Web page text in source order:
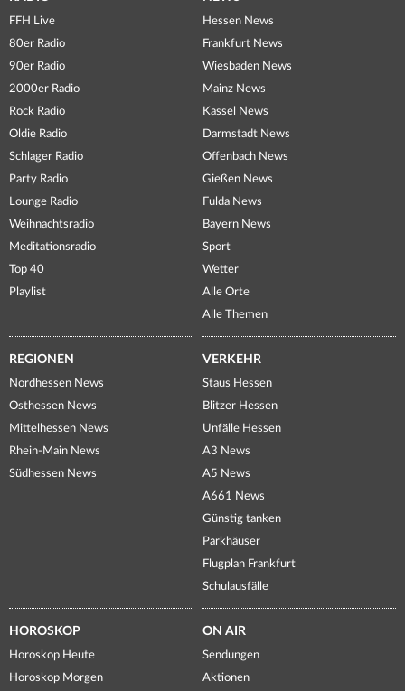
FFH Live
80er Radio
90er Radio
2000er Radio
Rock Radio
Oldie Radio
Schlager Radio
Party Radio
Lounge Radio
Weihnachtsradio
Meditationsradio
Top 40
Playlist
Hessen News
Frankfurt News
Wiesbaden News
Mainz News
Kassel News
Darmstadt News
Offenbach News
Gießen News
Fulda News
Bayern News
Sport
Wetter
Alle Orte
Alle Themen
REGIONEN
Nordhessen News
Osthessen News
Mittelhessen News
Rhein-Main News
Südhessen News
VERKEHR
Staus Hessen
Blitzer Hessen
Unfälle Hessen
A3 News
A5 News
A661 News
Günstig tanken
Parkhäuser
Flugplan Frankfurt
Schulausfälle
HOROSKOP
Horoskop Heute
Horoskop Morgen
ON AIR
Sendungen
Aktionen